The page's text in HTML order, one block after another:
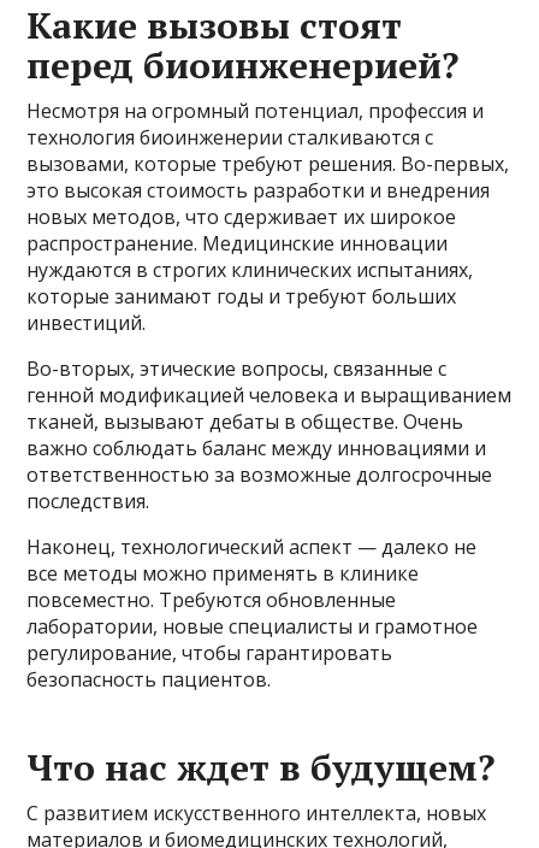
Какие вызовы стоят
перед биоинженерией?
Несмотря на огромный потенциал, профессия и
технология биоинженерии сталкиваются с
вызовами, которые требуют решения. Во-первых,
это высокая стоимость разработки и внедрения
новых методов, что сдерживает их широкое
распространение. Медицинские инновации
нуждаются в строгих клинических испытаниях,
которые занимают годы и требуют больших
инвестиций.
Во-вторых, этические вопросы, связанные с
генной модификацией человека и выращиванием
тканей, вызывают дебаты в обществе. Очень
важно соблюдать баланс между инновациями и
ответственностью за возможные долгосрочные
последствия.
Наконец, технологический аспект — далеко не
все методы можно применять в клинике
повсеместно. Требуются обновленные
лаборатории, новые специалисты и грамотное
регулирование, чтобы гарантировать
безопасность пациентов.
Что нас ждет в будущем?
С развитием искусственного интеллекта, новых
материалов и биомедицинских технологий,